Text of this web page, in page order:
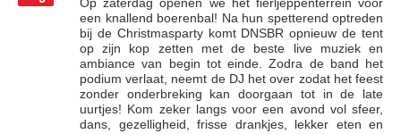
een knallend boerenbal! Na hun spetterend optreden
bij de Christmasparty komt DNSBR opnieuw de tent
op zijn kop zetten met de beste live muziek en
ambiance van begin tot einde. Zodra de band het
podium verlaat, neemt de DJ het over zodat het feest
zonder onderbreking kan doorgaan tot in de late
uurtjes! Kom zeker langs voor een avond vol sfeer,
dans, gezelligheid, frisse drankjes, lekker eten en